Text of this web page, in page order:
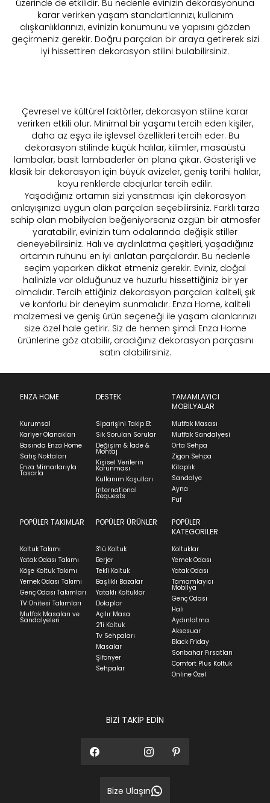
üzerinde de etkilidir. Bu nedenle evinizin dekorasyonuna
karar verirken yaşam standartlarınızı, kullanım
alışkanlıklarınızı, evinizin konumunu ve yapısını gözden
geçirmeniz gerekir. Doğru parçaları bir araya getirerek sizi
iyi hissettiren dekorasyon stilini bulabilirsiniz.
Çevresel ve kültürel faktörler, dekorasyon stiline karar
verirken etkili olur. Minimal bir yaşamı tercih eden kişiler,
daha az eşya ile işlevsel özellikleri tercih eder. Bu
dekorasyon stilinde küçük halılar, kilimler, masaüstü
lambalar, basit lambaderler ön plana çıkar. Gösterişli ve
klasik bir dekorasyon için büyük avizeler, geniş tarihi halılar,
koyu renklerde abajurlar tercih edilir.
Yaşadığınız ortamın sizi yansıtması için dekorasyon
anlayışınıza uygun olan parçaları seçebilirsiniz. Farklı tarza
sahip olan mobilyaları beğeniyorsanız özgün bir atmosfer
yaratabilir, evinizin tüm odalarında değişik stiller
deneyebilirsiniz. Halı ve aydınlatma çeşitleri, yaşadığınız
ortamın ruhunu en iyi anlatan parçalardır. Bu nedenle
seçim yaparken dikkat etmeniz gerekir. Eviniz, doğal
halinizle var olduğunuz ve huzurlu hissettiğiniz bir yer
olmalıdır. Tercih ettiğiniz dekorasyon parçaları kaliteli, şık
ve konforlu bir deneyim sunmalıdır. Enza Home, kaliteli
malzemesi ve geniş ürün seçeneği ile yaşam alanlarınızı
size özel hale getirir. Siz de hemen şimdi Enza Home
ürünlerine göz atabilir, aradığınız dekorasyon parçasını
satın alabilirsiniz.
ENZA HOME
Kurumsal
Kariyer Olanakları
Basında Enza Home
Satış Noktaları
Enza Mimarlarıyla
Tasarla
DESTEK
Siparişini Takip Et
Sık Sorulan Sorular
Değişim & İade &
Montaj
Kişisel Verilerin
Korunması
Kullanım Koşulları
International
Requests
TAMAMLAYICI
MOBİLYALAR
Mutfak Masası
Mutfak Sandalyesi
Orta Sehpa
Zigon Sehpa
Kitaplık
Sandalye
Ayna
Puf
POPÜLER TAKIMLAR
Koltuk Takımı
Yatak Odası Takımı
Köşe Koltuk Takımı
Yemek Odası Takımı
Genç Odası Takımları
TV Ünitesi Takımları
Mutfak Masaları ve
Sandalyeleri
POPÜLER ÜRÜNLER
3'lü Koltuk
Berjer
Tekli Koltuk
Başlıklı Bazalar
Yataklı Koltuklar
Dolaplar
Açılır Masa
2'li Koltuk
Tv Sehpaları
Masalar
Şifonyer
Sehpalar
POPÜLER
KATEGORİLER
Koltuklar
Yemek Odası
Yatak Odası
Tamamlayıcı
Mobilya
Genç Odası
Halı
Aydınlatma
Aksesuar
Black Friday
Sonbahar Fırsatları
Comfort Plus Koltuk
Online Özel
BİZİ TAKİP EDİN
Bize Ulaşın